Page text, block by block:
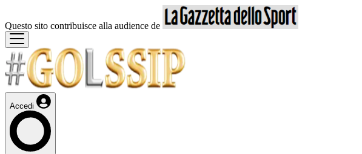
Questo sito contribuisce alla audience de
Accedi